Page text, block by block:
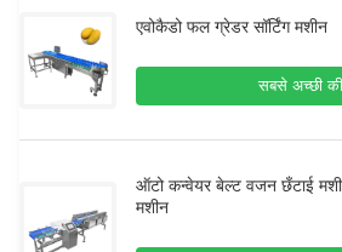
एवोकैडो फल ग्रेडर सॉर्टिंग मशीन
सबसे अच्छी
ऑटो कन्वेयर बेल्ट वजन छँटाई
मशीन